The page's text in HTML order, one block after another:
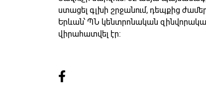
ստացել գլխի շրջանում, դեպքից
Երևան՝ ՊՆ կենտրոնական
վիրահատվել էր: